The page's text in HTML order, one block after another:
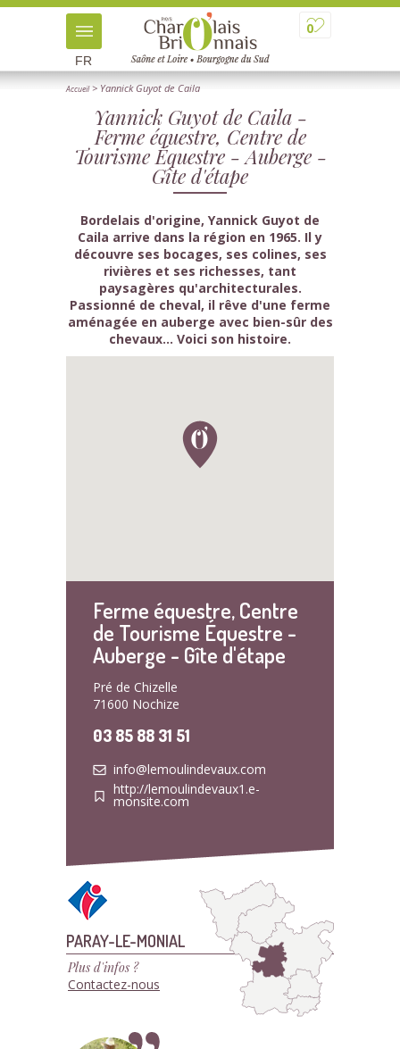
0
FR
Accueil> Yannick Guyot de Caila
Yannick Guyot de Caila -
Ferme équestre, Centre de
Tourisme Équestre - Auberge -
Gîte d'étape
Bordelais d'origine, Yannick Guyot de
Caila arrive dans la région en 1965. Il y
découvre ses bocages, ses colines, ses
rivières et ses richesses, tant
paysagères qu'architecturales.
Passionné de cheval, il rêve d'une ferme
aménagée en auberge avec bien-sûr des
chevaux... Voici son histoire.
Ferme équestre, Centre
de Tourisme Équestre -
Auberge - Gîte d'étape
Pré de Chizelle
71600 Nochize
03 85 88 31 51
info@lemoulindevaux.com
http://lemoulindevaux1.e-
monsite.com
PARAY-LE-MONIAL
Plus d'infos ?
Contactez-nous